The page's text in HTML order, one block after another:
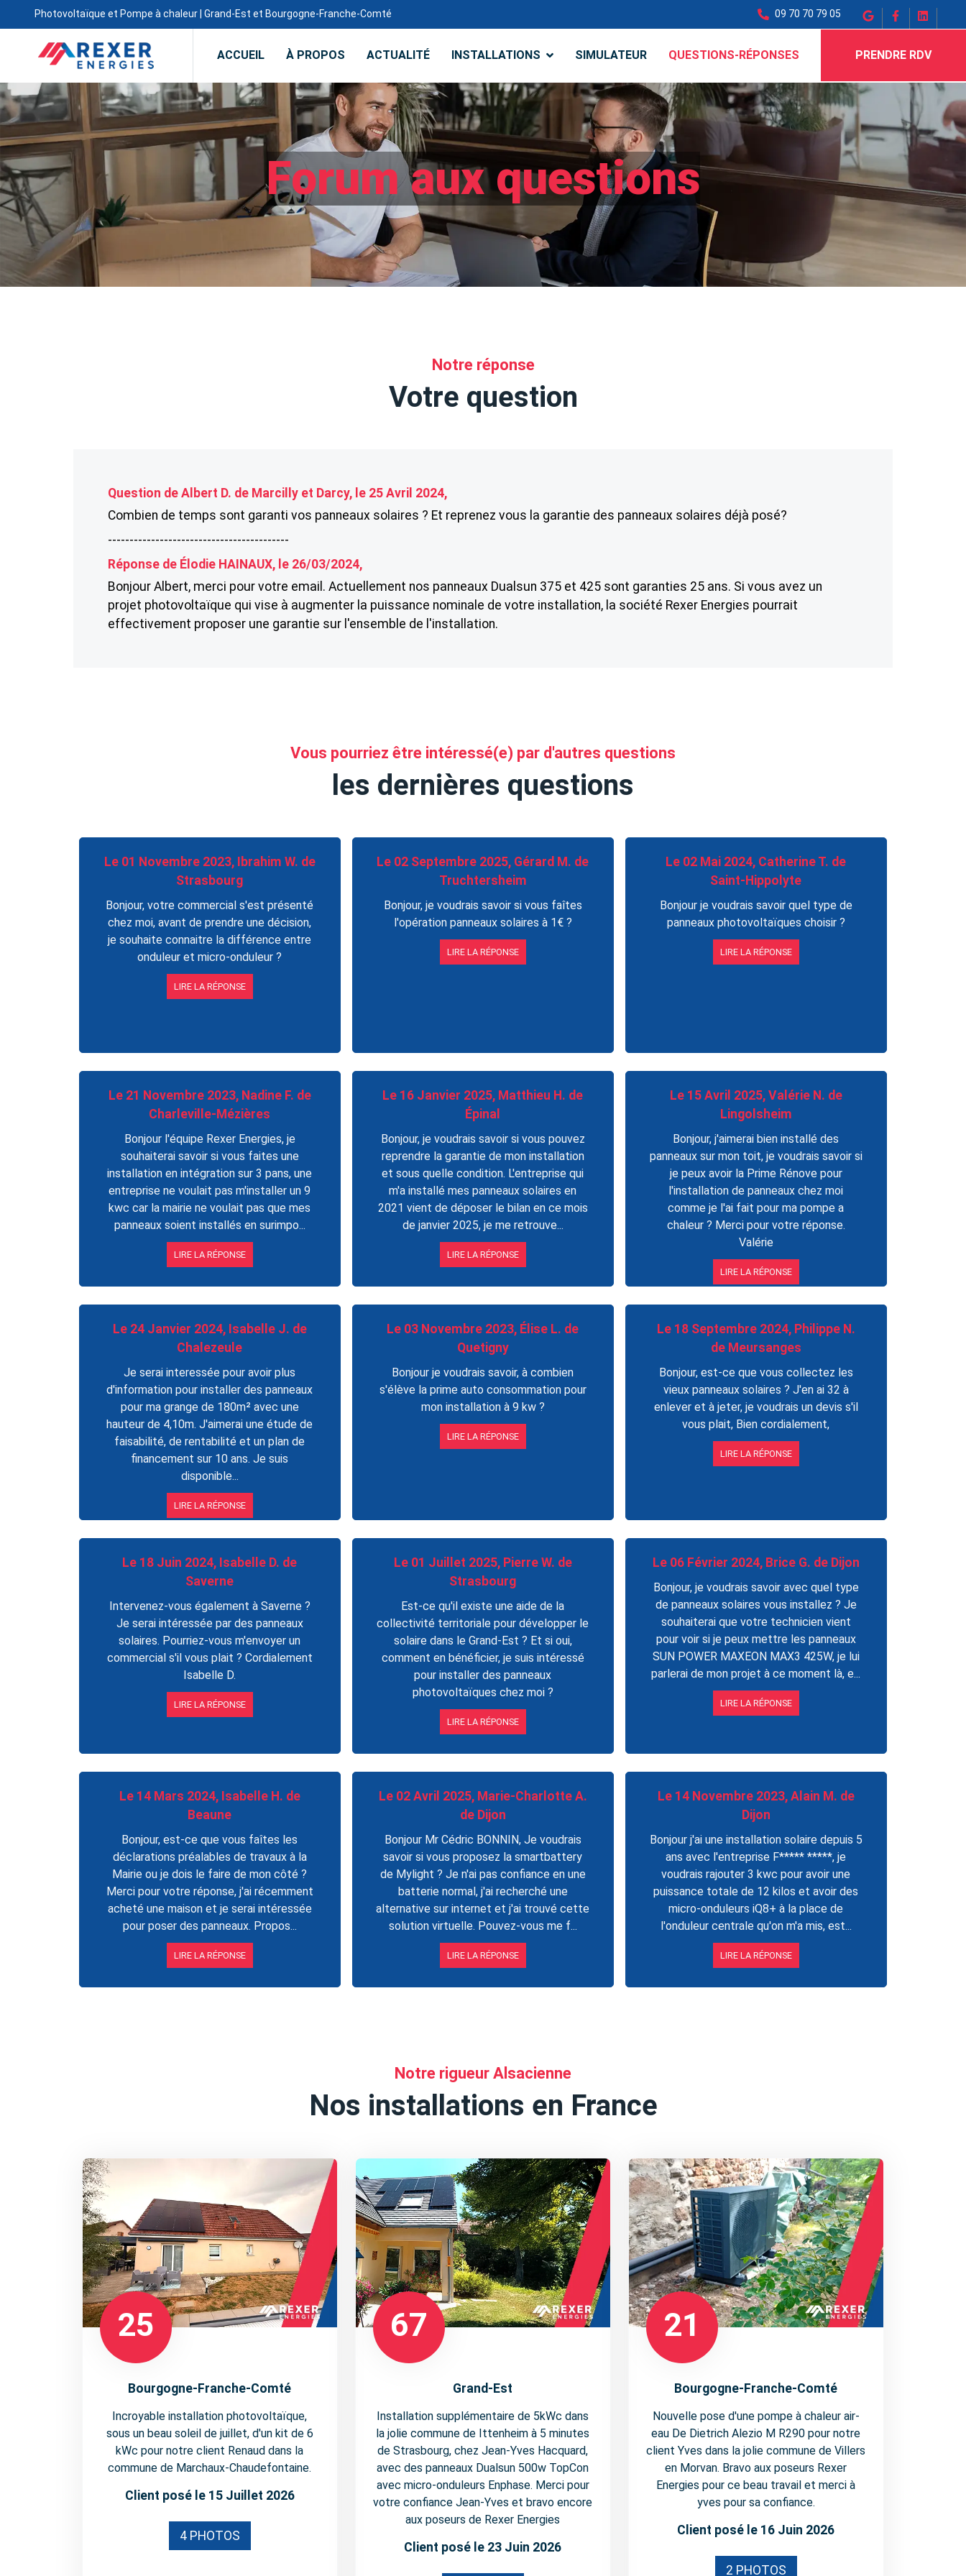
Photovoltaïque et Pompe à chaleur | Grand-Est et Bourgogne-Franche-Comté 09 70 70 79 05
ACCUEIL À PROPOS ACTUALITÉ INSTALLATIONS SIMULATEUR QUESTIONS-RÉPONSES PRENDRE RDV
Forum aux questions
Notre réponse
Votre question
Question de Albert D. de Marcilly et Darcy, le 25 Avril 2024,
Combien de temps sont garanti vos panneaux solaires ? Et reprenez vous la garantie des panneaux solaires déjà posé?
------------------------------------------
Réponse de Élodie HAINAUX, le 26/03/2024,
Bonjour Albert, merci pour votre email. Actuellement nos panneaux Dualsun 375 et 425 sont garanties 25 ans. Si vous avez un
projet photovoltaïque qui vise à augmenter la puissance nominale de votre installation, la société Rexer Energies pourrait
effectivement proposer une garantie sur l'ensemble de l'installation.
Vous pourriez être intéressé(e) par d'autres questions
les dernières questions
Le 01 Novembre 2023, Ibrahim W. de
Strasbourg
Bonjour, votre commercial s'est présenté
chez moi, avant de prendre une décision,
je souhaite connaitre la différence entre
onduleur et micro-onduleur ?
LIRE LA RÉPONSE
Le 02 Septembre 2025, Gérard M. de
Truchtersheim
Bonjour, je voudrais savoir si vous faîtes
l'opération panneaux solaires à 1€ ?
LIRE LA RÉPONSE
Le 02 Mai 2024, Catherine T. de
Saint-Hippolyte
Bonjour je voudrais savoir quel type de
panneaux photovoltaïques choisir ?
LIRE LA RÉPONSE
Le 21 Novembre 2023, Nadine F. de
Charleville-Mézières
Bonjour l'équipe Rexer Energies, je
souhaiterai savoir si vous faites une
installation en intégration sur 3 pans, une
entreprise ne voulait pas m'installer un 9
kwc car la mairie ne voulait pas que mes
panneaux soient installés en surimpo...
LIRE LA RÉPONSE
Le 16 Janvier 2025, Matthieu H. de
Épinal
Bonjour, je voudrais savoir si vous pouvez
reprendre la garantie de mon installation
et sous quelle condition. L'entreprise qui
m'a installé mes panneaux solaires en
2021 vient de déposer le bilan en ce mois
de janvier 2025, je me retrouve...
LIRE LA RÉPONSE
Le 15 Avril 2025, Valérie N. de
Lingolsheim
Bonjour, j'aimerai bien installé des
panneaux sur mon toit, je voudrais savoir si
je peux avoir la Prime Rénove pour
l'installation de panneaux chez moi
comme je l'ai fait pour ma pompe a
chaleur ? Merci pour votre réponse.
Valérie
LIRE LA RÉPONSE
Le 24 Janvier 2024, Isabelle J. de
Chalezeule
Je serai interessée pour avoir plus
d'information pour installer des panneaux
pour ma grange de 180m² avec une
hauteur de 4,10m. J'aimerai une étude de
faisabilité, de rentabilité et un plan de
financement sur 10 ans. Je suis
disponible...
LIRE LA RÉPONSE
Le 03 Novembre 2023, Élise L. de
Quetigny
Bonjour je voudrais savoir, à combien
s'élève la prime auto consommation pour
mon installation à 9 kw ?
LIRE LA RÉPONSE
Le 18 Septembre 2024, Philippe N.
de Meursanges
Bonjour, est-ce que vous collectez les
vieux panneaux solaires ? J'en ai 32 à
enlever et à jeter, je voudrais un devis s'il
vous plait, Bien cordialement,
LIRE LA RÉPONSE
Le 18 Juin 2024, Isabelle D. de
Saverne
Intervenez-vous également à Saverne ?
Je serai intéressée par des panneaux
solaires. Pourriez-vous m'envoyer un
commercial s'il vous plait ? Cordialement
Isabelle D.
LIRE LA RÉPONSE
Le 01 Juillet 2025, Pierre W. de
Strasbourg
Est-ce qu'il existe une aide de la
collectivité territoriale pour développer le
solaire dans le Grand-Est ? Et si oui,
comment en bénéficier, je suis intéressé
pour installer des panneaux
photovoltaïques chez moi ?
LIRE LA RÉPONSE
Le 06 Février 2024, Brice G. de Dijon
Bonjour, je voudrais savoir avec quel type
de panneaux solaires vous installez ? Je
souhaiterai que votre technicien vient
pour voir si je peux mettre les panneaux
SUN POWER MAXEON MAX3 425W, je lui
parlerai de mon projet à ce moment là, e...
LIRE LA RÉPONSE
Le 14 Mars 2024, Isabelle H. de
Beaune
Bonjour, est-ce que vous faîtes les
déclarations préalables de travaux à la
Mairie ou je dois le faire de mon côté ?
Merci pour votre réponse, j'ai récemment
acheté une maison et je serai intéressée
pour poser des panneaux. Propos...
LIRE LA RÉPONSE
Le 02 Avril 2025, Marie-Charlotte A.
de Dijon
Bonjour Mr Cédric BONNIN, Je voudrais
savoir si vous proposez la smartbattery
de Mylight ? Je n'ai pas confiance en une
batterie normal, j'ai recherché une
alternative sur internet et j'ai trouvé cette
solution virtuelle. Pouvez-vous me f...
LIRE LA RÉPONSE
Le 14 Novembre 2023, Alain M. de
Dijon
Bonjour j'ai une installation solaire depuis 5
ans avec l'entreprise F***** *****, je
voudrais rajouter 3 kwc pour avoir une
puissance totale de 12 kilos et avoir des
micro-onduleurs iQ8+ à la place de
l'onduleur centrale qu'on m'a mis, est...
LIRE LA RÉPONSE
Notre rigueur Alsacienne
Nos installations en France
25
Bourgogne-Franche-Comté
Incroyable installation photovoltaïque,
sous un beau soleil de juillet, d'un kit de 6
kWc pour notre client Renaud dans la
commune de Marchaux-Chaudefontaine.
Client posé le 15 Juillet 2026
4 PHOTOS
67
Grand-Est
Installation supplémentaire de 5kWc dans
la jolie commune de Ittenheim à 5 minutes
de Strasbourg, chez Jean-Yves Hacquard,
avec des panneaux Dualsun 500w TopCon
avec micro-onduleurs Enphase. Merci pour
votre confiance Jean-Yves et bravo encore
aux poseurs de Rexer Energies
Client posé le 23 Juin 2026
21
Bourgogne-Franche-Comté
Nouvelle pose d'une pompe à chaleur air-
eau De Dietrich Alezio M R290 pour notre
client Yves dans la jolie commune de Villers
en Morvan. Bravo aux poseurs Rexer
Energies pour ce beau travail et merci à
yves pour sa confiance.
Client posé le 16 Juin 2026
2 PHOTOS